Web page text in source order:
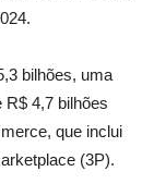
bilhões, uma
R$ 4,7 bilhões
que inclui
(3P).